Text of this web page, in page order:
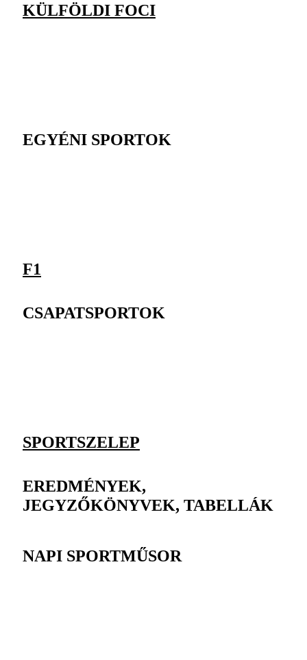
KÜLFÖLDI FOCI
EGYÉNI SPORTOK
F1
CSAPATSPORTOK
SPORTSZELEP
EREDMÉNYEK,
JEGYZŐKÖNYVEK, TABELLÁK
NAPI SPORTMŰSOR